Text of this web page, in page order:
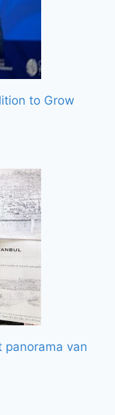
to Grow
panorama van